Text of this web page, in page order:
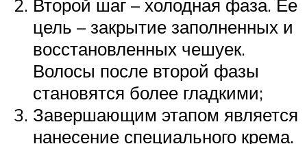
Второй шаг – холодная фаза. Ее
цель – закрытие заполненных и
восстановленных чешуек.
Волосы после второй фазы
становятся более гладкими;
Завершающим этапом является
нанесение специального крема.